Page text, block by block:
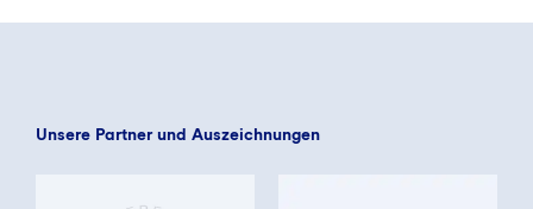
Unsere Partner und Auszeichnungen